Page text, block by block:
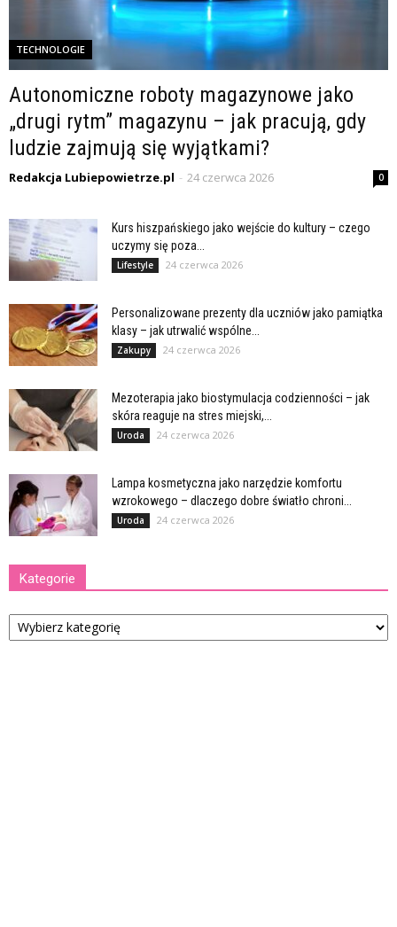
TECHNOLOGIE
Autonomiczne roboty magazynowe jako
„drugi rytm” magazynu – jak pracują, gdy
ludzie zajmują się wyjątkami?
Redakcja Lubiepowietrze.pl - 24 czerwca 2026 0
Kurs hiszpańskiego jako wejście do kultury – czego
uczymy się poza...
Lifestyle 24 czerwca 2026
Personalizowane prezenty dla uczniów jako pamiątka
klasy – jak utrwalić wspólne...
Zakupy 24 czerwca 2026
Mezoterapia jako biostymulacja codzienności – jak
skóra reaguje na stres miejski,...
Uroda 24 czerwca 2026
Lampa kosmetyczna jako narzędzie komfortu
wzrokowego – dlaczego dobre światło chroni...
Uroda 24 czerwca 2026
Kategorie
Kategorie